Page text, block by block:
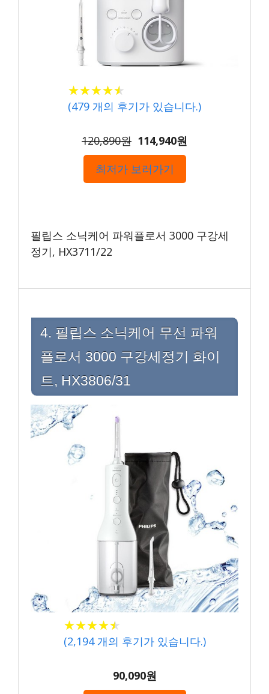
★★★★★
★★★★★
(479 개의 후기가 있습니다.)
120,890원 114,940원
최저가 보러가기
필립스 소닉케어 파워플로서 3000 구강세
정기, HX3711/22
4. 필립스 소닉케어 무선 파워
플로서 3000 구강세정기 화이
트, HX3806/31
★★★★★
★★★★★
(2,194개의 후기가 있습니다.)
90,090원